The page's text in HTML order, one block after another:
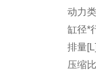
动力
缸径*
排量
压缩比